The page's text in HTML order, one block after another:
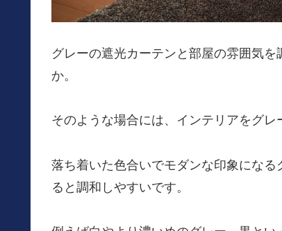
グレーの遮光カーテンと部屋の雰囲気
か。
そのような場合には、インテリアをグレ
落ち着いた色合いでモダンな印象にな
ると調和しやすいです。